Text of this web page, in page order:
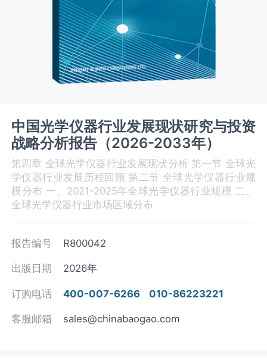
中国光学仪器行业发展现状研究与投资
战略分析报告（2026-2033年）
第四章 全球光学仪器‌‌‌行业发展现状分析 第一节 全球光
学仪器‌‌‌行业发展历程回顾 第二节 全球光学仪器‌‌‌行业规
模分布 一、2021-2025年全球光学仪器‌‌‌行业规模 二、
全球光学仪器行业市场区域分布
报告编号 R800042
出版日期 2026年
订购电话 400-007-6266 010-86223221
客服邮箱 sales@chinabaogao.com